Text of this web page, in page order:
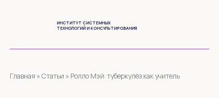
ИНСТИТУТ СИСТЕМНЫХ
ТЕХНОЛОГИЙ И КОНСУЛЬТИРОВАНИЯ
Главная » Статьи » Ролло Мэй: туберкулёз как учитель